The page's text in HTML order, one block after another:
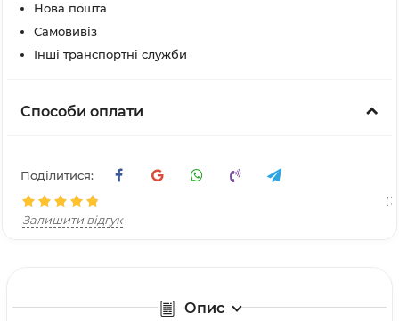
Нова пошта
Самовивіз
Інші транспортні служби
Способи оплати
Поділитися:
(
Залишити відгук
Опис